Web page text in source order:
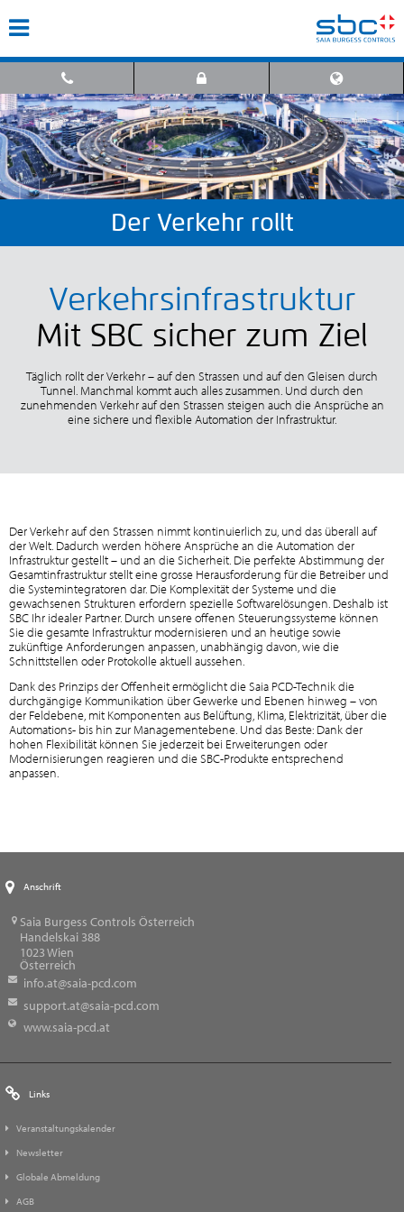
Der Verkehr rollt
Verkehrsinfrastruktur
Mit SBC sicher zum Ziel
Täglich rollt der Verkehr – auf den Strassen und auf den Gleisen durch
Tunnel. Manchmal kommt auch alles zusammen. Und durch den
zunehmenden Verkehr auf den Strassen steigen auch die Ansprüche an
eine sichere und flexible Automation der Infrastruktur.
Der Verkehr auf den Strassen nimmt kontinuierlich zu, und das überall auf
der Welt. Dadurch werden höhere Ansprüche an die Automation der
Infrastruktur gestellt – und an die Sicherheit. Die perfekte Abstimmung der
Gesamtinfrastruktur stellt eine grosse Herausforderung für die Betreiber und
die Systemintegratoren dar. Die Komplexität der Systeme und die
gewachsenen Strukturen erfordern spezielle Softwarelösungen. Deshalb ist
SBC Ihr idealer Partner. Durch unsere offenen Steuerungssysteme können
Sie die gesamte Infrastruktur modernisieren und an heutige sowie
zukünftige Anforderungen anpassen, unabhängig davon, wie die
Schnittstellen oder Protokolle aktuell aussehen.
Dank des Prinzips der Offenheit ermöglicht die Saia PCD-Technik die
durchgängige Kommunikation über Gewerke und Ebenen hinweg – von
der Feldebene, mit Komponenten aus Belüftung, Klima, Elektrizität, über die
Automations- bis hin zur Managementebene. Und das Beste: Dank der
hohen Flexibilität können Sie jederzeit bei Erweiterungen oder
Modernisierungen reagieren und die SBC-Produkte entsprechend
anpassen.
Anschrift
Saia Burgess Controls Österreich
Handelskai 388
1023Wien
Österreich
info.at@saia-pcd.com
support.at@saia-pcd.com
www.saia-pcd.at
Links
Veranstaltungskalender
Newsletter
Globale Abmeldung
AGB